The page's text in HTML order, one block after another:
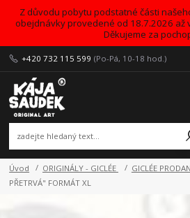
Z důvodu pobytu podstatné části
obejdnávky provedené od 18.7.2026 až
Děkujeme za
+420 732 115 599 (Po-Pá, 10-18 hod.)
Úvod ORIGINÁLY - GICLÉE GICLÉE
PŘETRVÁ" FORMÁT XL